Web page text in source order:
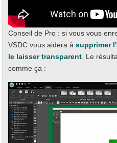
Conseil de Pro : si vous vous
VSDC vous aidera à supprimer
le laisser transparent . Le
comme ça :